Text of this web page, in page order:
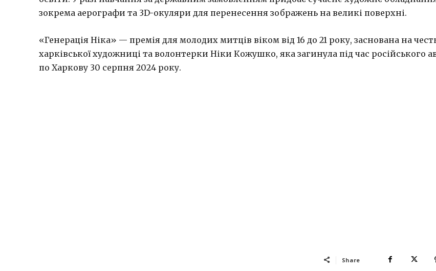
зокрема аерографи та 3D-окуляри для перенесення зображень на великі поверхні.
«Генерація Ніка» — премія для молодих митців віком від 16 до 21 року, заснована на
харківської художниці та волонтерки Ніки Кожушко, яка загинула під час російського
по Харкову 30 серпня 2024 року.
Share